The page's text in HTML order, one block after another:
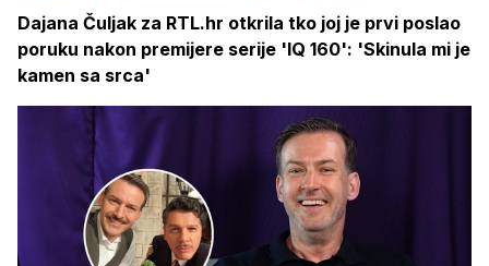
Dajana Čuljak za RTL.hr otkrila tko joj je prvi poslao
poruku nakon premijere serije 'IQ 160': 'Skinula mi je
kamen sa srca'